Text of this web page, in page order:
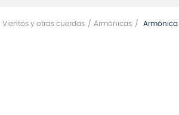
Vientos y otras cuerdas Armónicas Armónica